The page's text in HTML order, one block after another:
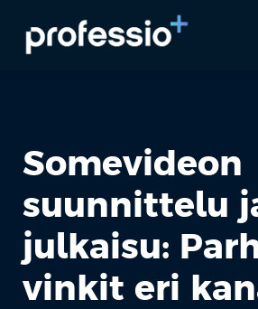
AI Coach
Pyydä demo
Somevideon
suunnittelu
julkaisu:
vinkit eri